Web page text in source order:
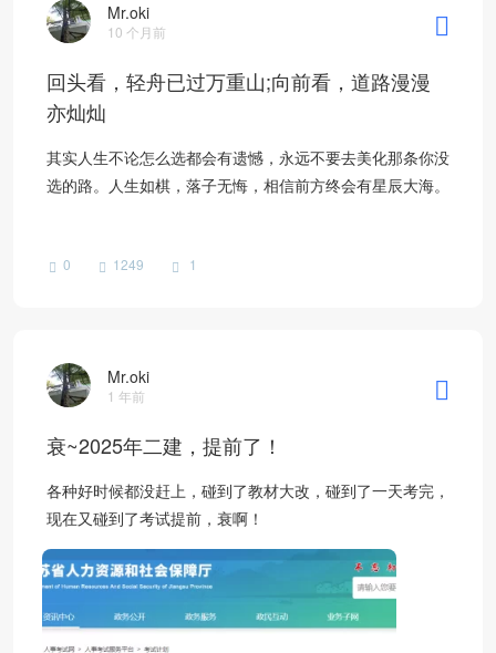
Mr.oki
10 个月前
回头看，轻舟已过万重山;向前看，道路漫漫
亦灿灿
其实人生不论怎么选都会有遗憾，永远不要去美化那条你没
选的路。人生如棋，落子无悔，相信前方终会有星辰大海。
0 1249 1
Mr.oki
1 年前
衰~2025年二建，提前了！
各种好时候都没赶上，碰到了教材大改，碰到了一天考完，
现在又碰到了考试提前，衰啊！